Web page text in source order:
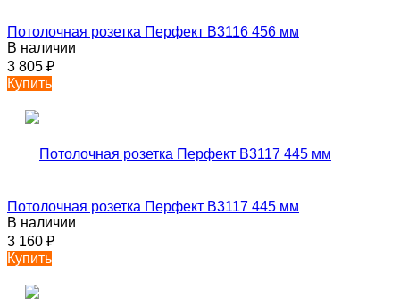
Потолочная розетка Перфект B3116 456 мм
В наличии
3 805 ₽
Купить
Потолочная розетка Перфект B3117 445 мм
В наличии
3 160 ₽
Купить